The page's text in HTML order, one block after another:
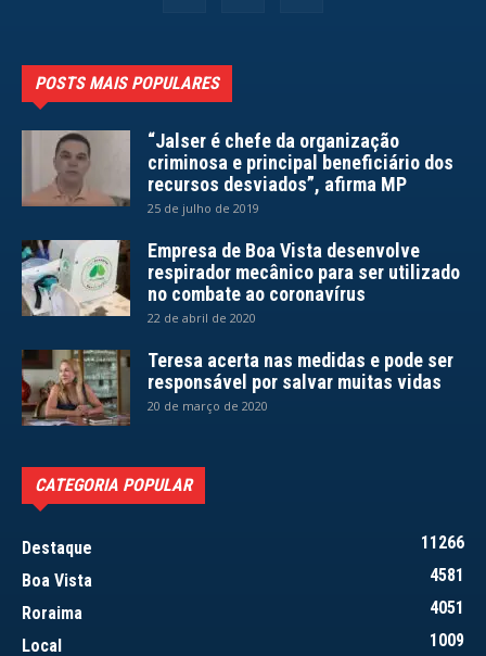
POSTS MAIS POPULARES
“Jalser é chefe da organização
criminosa e principal beneficiário dos
recursos desviados”, afirma MP
25 de julho de 2019
Empresa de Boa Vista desenvolve
respirador mecânico para ser utilizado
no combate ao coronavírus
22 de abril de 2020
Teresa acerta nas medidas e pode ser
responsável por salvar muitas vidas
20 de março de 2020
CATEGORIA POPULAR
Destaque
11266
Boa Vista
4581
Roraima
4051
Local
1009